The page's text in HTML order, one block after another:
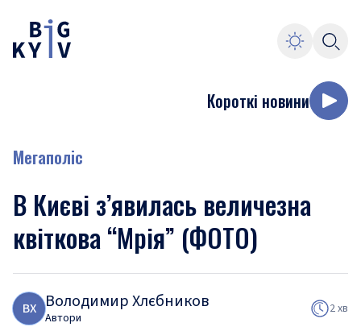
Короткі новини
Мегаполіс
В Києві з’явилась величезна
квіткова “Мрія” (ФОТО)
ВХ Володимир Хлєбников
Автори
2 хв